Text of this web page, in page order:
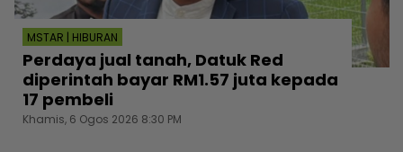
MSTAR | HIBURAN
Perdaya jual tanah, Datuk Red
diperintah bayar RM1.57 juta kepada
17 pembeli
Khamis, 6 Ogos 2026 8:30 PM